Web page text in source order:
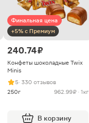
Финальная цена
+5% с Премиум
240.74 ₽
Конфеты шоколадные Twix
Minis
5· 330 отзывов
250г
962.99 ₽ · 1кг
В корзину